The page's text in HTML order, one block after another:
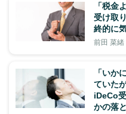
「税金
受け取
終的に
前田 菜緒
「いか
ていた
iDeCo
かの落